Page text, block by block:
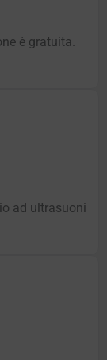
è gratuita.
ad ultrasuoni